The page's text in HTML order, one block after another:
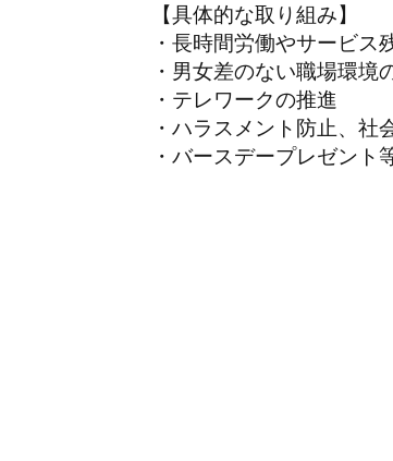
【具体的な取り組み】
・長時間労働やサービス
・男女差のない職場環境
・テレワークの推進
・ハラスメント防止、社
・バースデープレゼン